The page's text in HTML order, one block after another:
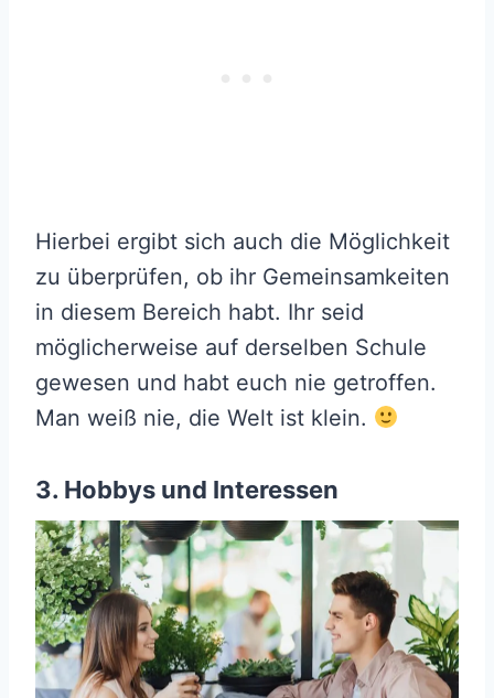
Hierbei ergibt sich auch die Möglichkeit
zu überprüfen, ob ihr Gemeinsamkeiten
in diesem Bereich habt. Ihr seid
möglicherweise auf derselben Schule
gewesen und habt euch nie getroffen.
Man weiß nie, die Welt ist klein.
3. Hobbys und Interessen